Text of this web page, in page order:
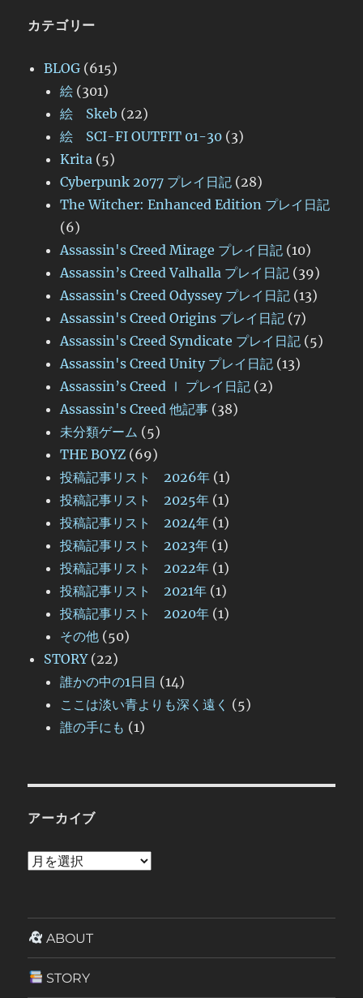
カテゴリー
BLOG (615)
絵 (301)
絵 Skeb (22)
絵 SCI-FI OUTFIT 01-30 (3)
Krita (5)
Cyberpunk 2077 プレイ日記 (28)
The Witcher: Enhanced Edition プレイ日記
(6)
Assassin's Creed Mirage プレイ日記 (10)
Assassin’s Creed Valhalla プレイ日記 (39)
Assassin's Creed Odyssey プレイ日記 (13)
Assassin's Creed Origins プレイ日記 (7)
Assassin's Creed Syndicate プレイ日記 (5)
Assassin's Creed Unity プレイ日記 (13)
Assassin’s Creed Ⅰ プレイ日記 (2)
Assassin's Creed 他記事 (38)
未分類ゲーム (5)
THE BOYZ (69)
投稿記事リスト 2026年 (1)
投稿記事リスト 2025年 (1)
投稿記事リスト 2024年 (1)
投稿記事リスト 2023年 (1)
投稿記事リスト 2022年 (1)
投稿記事リスト 2021年 (1)
投稿記事リスト 2020年 (1)
その他 (50)
STORY(22)
誰かの中の1日目 (14)
ここは淡い青よりも深く遠く (5)
誰の手にも (1)
アーカイブ
ア
イ
ABOUT
STORY